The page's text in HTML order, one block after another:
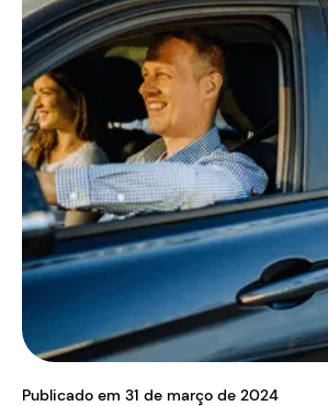
Publicado em 31 de março de 2024